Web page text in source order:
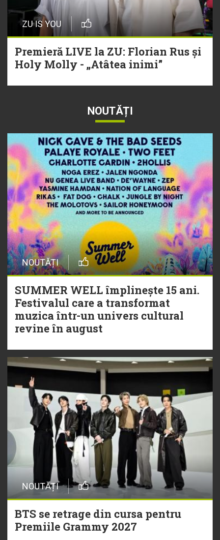
ZU IS YOU
Premieră LIVE la ZU: Florian Rus și
Holy Molly - „Atâtea inimi”
NOUTĂȚI
NOUTĂȚI
SUMMER WELL împlinește 15 ani.
Festivalul care a transformat
muzica într-un univers cultural
revine în august
NOUTĂȚI
BTS se retrage din cursa pentru
Premiile Grammy 2027